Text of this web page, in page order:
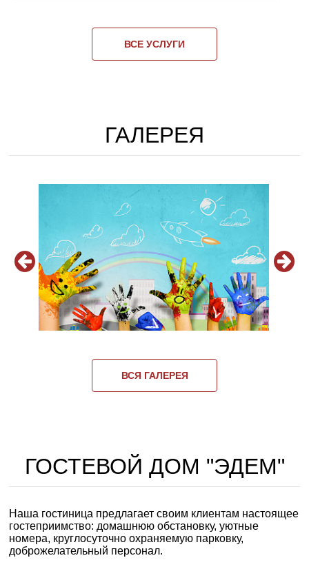
ВСЕ УСЛУГИ
ГАЛЕРЕЯ
ВСЯ ГАЛЕРЕЯ
ГОСТЕВОЙ ДОМ "ЭДЕМ"
Наша гостиница предлагает своим клиентам настоящее
гостеприимство: домашнюю обстановку, уютные
номера, круглосуточно охраняемую парковку,
доброжелательный персонал.